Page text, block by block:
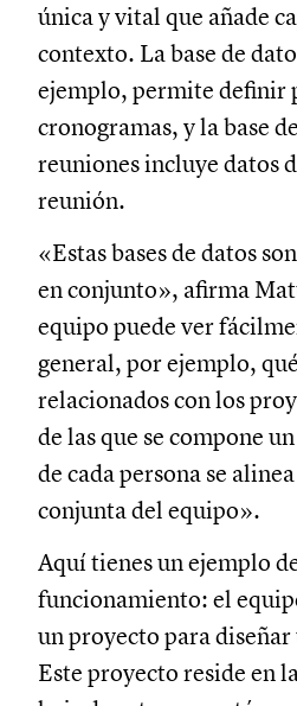
única y vital que añade
contexto. La base de
ejemplo, permite definir
cronogramas, y la base
reuniones incluye datos
reunión.
«Estas bases de datos
en conjunto», afirma
equipo puede ver
general, por ejemplo,
relacionados con los
de las que se compone
de cada persona se
conjunta del equipo».
Aquí tienes un ejemplo
funcionamiento: el
un proyecto para
Este proyecto reside en